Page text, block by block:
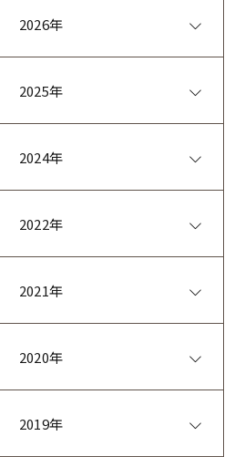
2026年
2025年
2024年
2022年
2021年
2020年
2019年